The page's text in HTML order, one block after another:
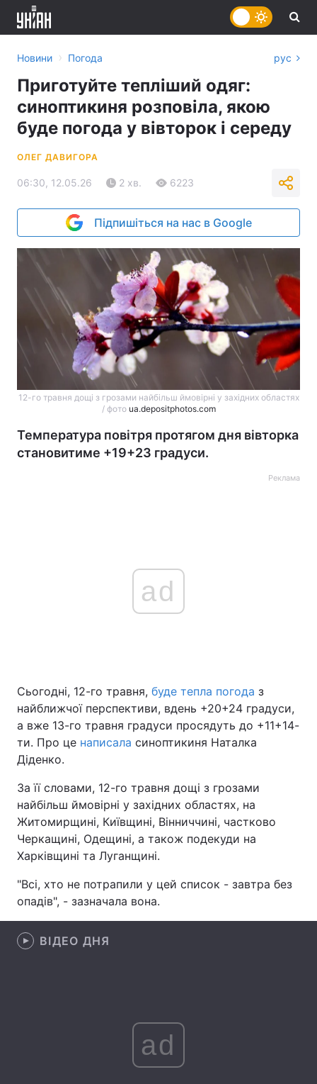
Головна Війна
Україна Політика
Економіка
Спорт Наука
Техно і зв'язок Лайт
Зброя
Здоров'я Туризм
Екологія
Думки
Новини › Погода рус
Приготуйте тепліший одяг:
синоптикиня розповіла, якою
буде погода у вівторок і середу
ОЛЕГ ДАВИГОРА
06:30, 12.05.26 2 хв. 6223
Підпишіться на нас в Google
12-го травня дощі з грозами найбільш ймовірні у західних областях
/ фото ua.depositphotos.com
Температура повітря протягом дня вівторка
становитиме +19+23 градуси.
Реклама
ad
Сьогодні, 12-го травня, буде тепла погода з
найближчої перспективи, вдень +20+24 градуси,
а вже 13-го травня градуси просядуть до +11+14-
ти. Про це написала синоптикиня Наталка
Діденко.
За її словами, 12-го травня дощі з грозами
найбільш ймовірні у західних областях, на
Житомирщині, Київщині, Вінниччині, частково
Черкащині, Одещині, а також подекуди на
Харківщині та Луганщині.
"Всі, хто не потрапили у цей список - завтра без
опадів", - зазначала вона.
ВІДЕО ДНЯ
ad